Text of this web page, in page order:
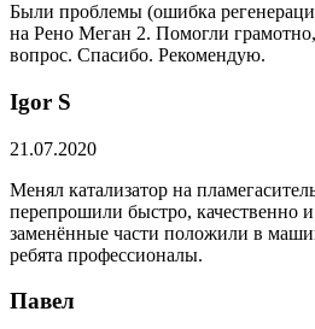
Были проблемы (ошибка
на Рено Меган 2. Помогли
вопрос. Спасибо. Рекомендую.
​Igor S
21.07.2020
Менял катализатор на
перепрошили быстро, качественно
заменённые части положили в
ребята профессионалы.
Павел